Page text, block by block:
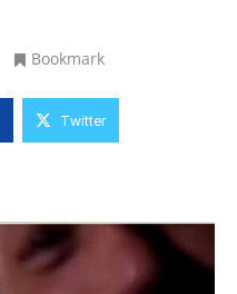
Bookmark
Twitter